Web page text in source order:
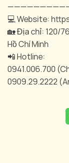
💻 Website:
🏡 Địa chỉ: 120/
Hồ Chí Minh
📲 Hotline:
0941.006.700
0909.29.2222